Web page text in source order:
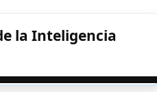
la Inteligencia